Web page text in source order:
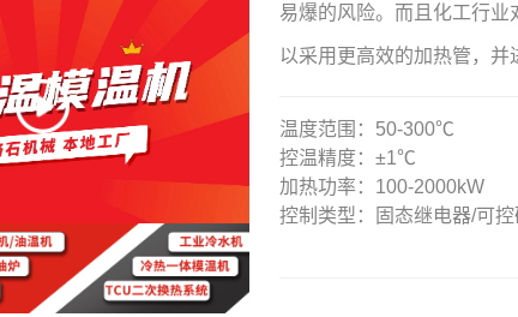
易爆的风险。而且化工行
以采用更高效的加热管，并
温度范围：50-300℃
控温精度：±1℃
加热功率：100-2000kW
控制类型：固态继电器/可控